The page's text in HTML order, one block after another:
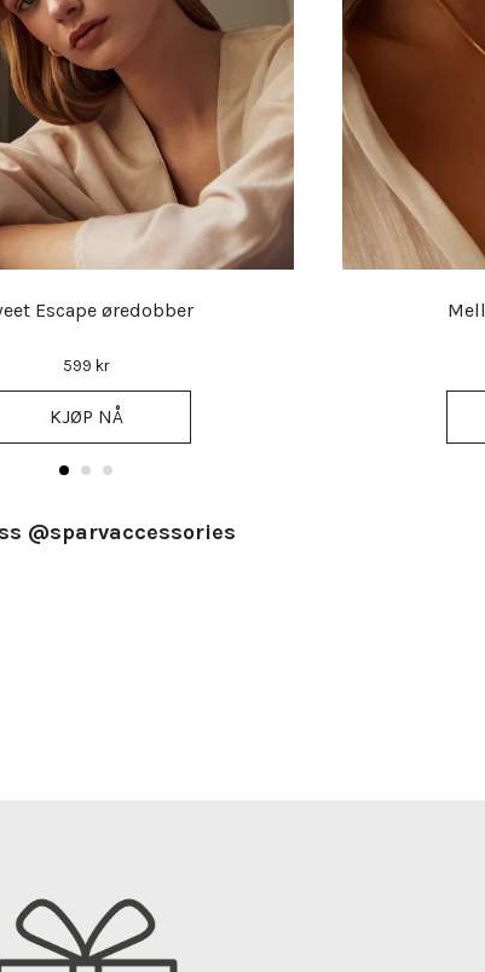
Escape øredobber
599 kr
KJØP NÅ
@sparvaccessories